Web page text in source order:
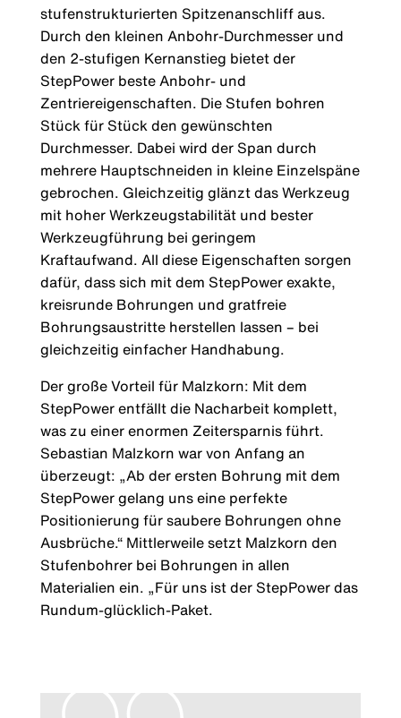
stufenstrukturierten Spitzenanschliff aus.
Durch den kleinen Anbohr-Durchmesser und
den 2-stufigen Kernanstieg bietet der
StepPower beste Anbohr- und
Zentriereigenschaften. Die Stufen bohren
Stück für Stück den gewünschten
Durchmesser. Dabei wird der Span durch
mehrere Hauptschneiden in kleine Einzelspäne
gebrochen. Gleichzeitig glänzt das Werkzeug
mit hoher Werkzeugstabilität und bester
Werkzeugführung bei geringem
Kraftaufwand. All diese Eigenschaften sorgen
dafür, dass sich mit dem StepPower exakte,
kreisrunde Bohrungen und gratfreie
Bohrungsaustritte herstellen lassen – bei
gleichzeitig einfacher Handhabung.
Der große Vorteil für Malzkorn: Mit dem
StepPower entfällt die Nacharbeit komplett,
was zu einer enormen Zeitersparnis führt.
Sebastian Malzkorn war von Anfang an
überzeugt: „Ab der ersten Bohrung mit dem
StepPower gelang uns eine perfekte
Positionierung für saubere Bohrungen ohne
Ausbrüche.“ Mittlerweile setzt Malzkorn den
Stufenbohrer bei Bohrungen in allen
Materialien ein. „Für uns ist der StepPower das
Rundum-glücklich-Paket.